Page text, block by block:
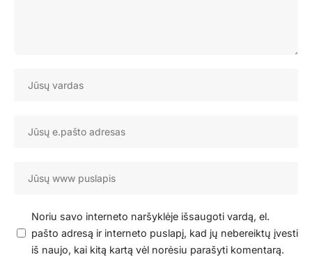
Noriu savo interneto naršyklėje išsaugoti vardą, el.
pašto adresą ir interneto puslapį, kad jų nebereiktų įvesti
iš naujo, kai kitą kartą vėl norėsiu parašyti komentarą.